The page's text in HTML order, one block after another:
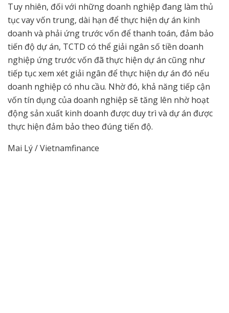
Tuy nhiên, đối với những doanh nghiệp đang làm thủ
tục vay vốn trung, dài hạn để thực hiện dự án kinh
doanh và phải ứng trước vốn để thanh toán, đảm bảo
tiến độ dự án, TCTD có thể giải ngân số tiền doanh
nghiệp ứng trước vốn đã thực hiện dự án cũng như
tiếp tục xem xét giải ngân để thực hiện dự án đó nếu
doanh nghiệp có nhu cầu. Nhờ đó, khả năng tiếp cận
vốn tín dụng của doanh nghiệp sẽ tăng lên nhờ hoạt
động sản xuất kinh doanh được duy trì và dự án được
thực hiện đảm bảo theo đúng tiến độ.
Mai Lý / Vietnamfinance